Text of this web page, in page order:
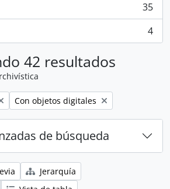
35
4
42 resultados
Remove filter:
Con objetos digitales
de búsqueda
Jerarquía